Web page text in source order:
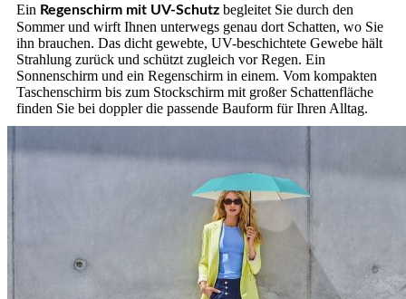
Ein Regenschirm mit UV-Schutz begleitet Sie durch den
Sommer und wirft Ihnen unterwegs genau dort Schatten, wo Sie
ihn brauchen. Das dicht gewebte, UV-beschichtete Gewebe hält
Strahlung zurück und schützt zugleich vor Regen. Ein
Sonnenschirm und ein Regenschirm in einem. Vom kompakten
Taschenschirm bis zum Stockschirm mit großer Schattenfläche
finden Sie bei doppler die passende Bauform für Ihren Alltag.